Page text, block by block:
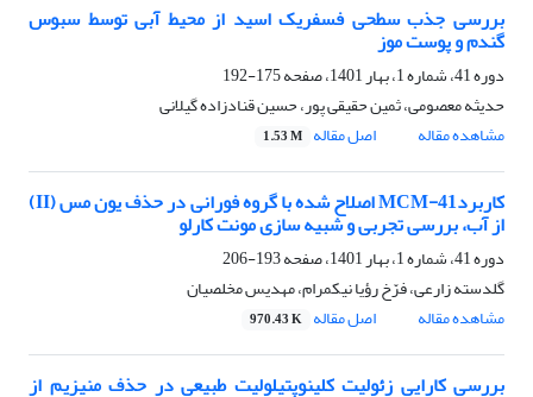
بررسی جذب سطحی فسفریک اسید از محیط آبی توسط سبوس
گندم و پوست موز
دوره 41، شماره 1، بهار 1401، صفحه
175-192
حدیثه معصومی، ثمین حقیقی پور، حسین قنادزاده گیلانی
مشاهده مقاله
اصل مقاله 1.53 M
کاربردMCM-41 اصلاح شده با گروه فورانی در حذف یون مس (II)
از آب، بررسی تجربی و شبیه سازی مونت کارلو
دوره 41، شماره 1، بهار 1401، صفحه
193-206
گلدسته زارعی، فرّخ رؤیا نیکمرام، مهدیس مخلصیان
مشاهده مقاله
اصل مقاله 970.43 K
بررسی کارایی زئولیت کلینوپتیلولیت طبیعی در حذف منیزیم از